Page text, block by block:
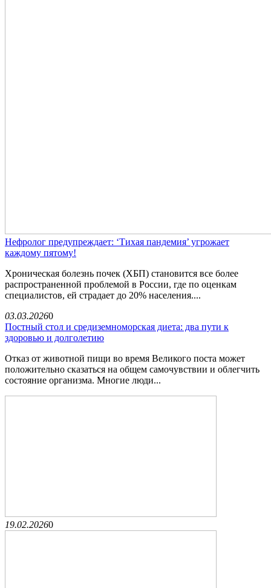
Нефролог предупреждает: ‘Тихая пандемия’ угрожает
каждому пятому!
Хроническая болезнь почек (ХБП) становится все более
распространенной проблемой в России, где по оценкам
специалистов, ей страдает до 20% населения....
03.03.20260
Постный стол и средиземноморская диета: два пути к
здоровью и долголетию
Отказ от животной пищи во время Великого поста может
положительно сказаться на общем самочувствии и облегчить
состояние организма. Многие люди...
19.02.20260